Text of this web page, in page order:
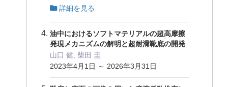
詳細を見る
油中におけるソフトマテリアルの超高摩擦
発現メカニズムの解明と超耐滑靴底の開発
山口 健, 柴田 圭
2023年4月1日 ～ 2026年3月31日